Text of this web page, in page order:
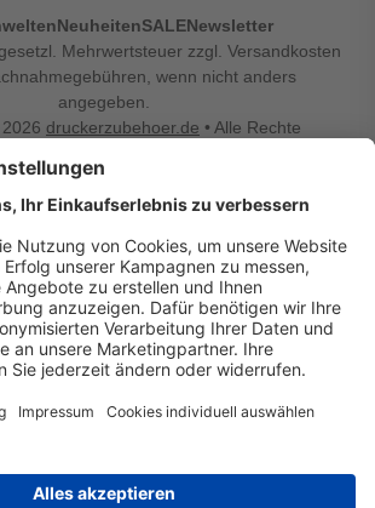
NeuheitenSALENewsletter
Mehrwertsteuer zzgl. Versandkosten
wenn nicht anders
angegeben.
druckerzubehoer.de • Alle Rechte
Vertrag widerrufen
– preiswerte Qualität für Ihr Office
nach dem passenden Druckerzubehör
für das Büro, den Computer oder Ihr
sind Sie bei Druckerzubehoer.de genau
Sortiment bietet unter anderem Tinte
gängigen Druckermodelle – großer sowie
Zugleich sind wir Ihr Online Fachhandel für
Werkstatt ausstatten oder den Alltag mit
noch komfortabler macht, finden Sie
Bastelspaß, Schulbedarf, Beleuchtung,